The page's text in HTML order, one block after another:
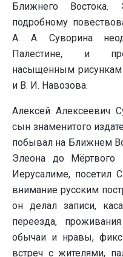
Ближнего Востока.
подробному
А. А. Суворина
Палестине, и
насыщенным
и В. И. Навозова.
Алексей Алексеевич
сын знаменитого
побывал на Ближнем
Элеона до
Иерусалиме, посетил
внимание русским
он делал записи,
переезда,
обычаи и нравы,
встреч с жителями,